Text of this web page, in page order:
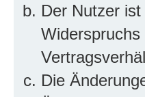
Der Nutzer
Die